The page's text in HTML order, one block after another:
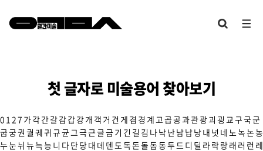
첫 글자로 미술용어 찾아보기
0 1 27 가각간갈감갑강개 객 거 건 게 겸 경 계 고 곱공과관광괴 굉 교 구국군
굽궁권 궐 궤귀 규균그극근글금기 긴 길 김 나낙난남납낭내 넛 네 노 녹논농
누눈뉘 뉴늑능 니 다단당대 데 덴 도 독돈돌돔동두 드 디 딜 라락랑래 러 런 레